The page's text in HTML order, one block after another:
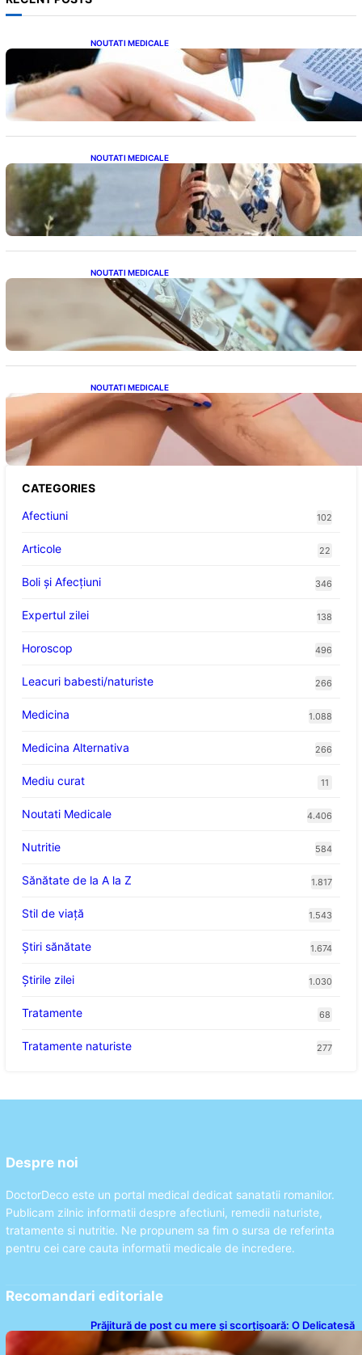
NOUTATI MEDICALE
Acordul României cu Banca Mondială: O
Analiză Detaliată a Împrumutului și
Condițiilor Impuse
NOUTATI MEDICALE
Nașterea prințesei Eugenie la Lisabona: O
alegere plină de semnificație pentru familia
regală britanică
NOUTATI MEDICALE
Revoluția Bateriilor pentru Telefoane:
Avantaje, Provocări și Viitorul Tehnologiei
Energetice
NOUTATI MEDICALE
Varicele și Umflarea Picioarelor pe Caniculă:
Înțelegerea Simptomelor și Măsurilor de
Prevenție
CATEGORIES
Afectiuni
102
Articole 22
Boli și Afecțiuni 346
Expertul zilei 138
Horoscop 496
Leacuri babesti/naturiste 266
Medicina 1.088
Medicina Alternativa 266
Mediu curat 11
Noutati Medicale 4.406
Nutritie 584
Sănătate de la A la Z 1.817
Stil de viaţă 1.543
Ştiri sănătate 1.674
Știrile zilei 1.030
Tratamente 68
Tratamente naturiste 277
Despre noi
DoctorDeco este un portal medical dedicat sanatatii romanilor.
Publicam zilnic informatii despre afectiuni, remedii naturiste,
tratamente si nutritie. Ne propunem sa fim o sursa de referinta
pentru cei care cauta informatii medicale de incredere.
Recomandari editoriale
Prăjitură de post cu mere și scorțișoară: O Delicatesă
Dulce pentru Postul Adormirii Maicii Domnului